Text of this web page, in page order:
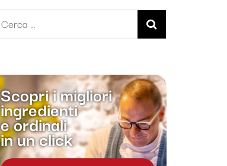
Ricerca
per:
Scopri i migliori
ingredienti
e ordinali
in un click